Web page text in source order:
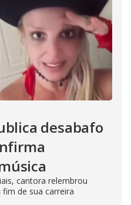
desabafo
cantora relembrou
de sua carreira